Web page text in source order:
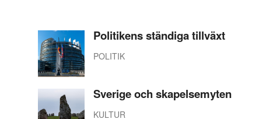
Politikens ständiga tillväxt
POLITIK
Sverige och skapelsemyten
KULTUR